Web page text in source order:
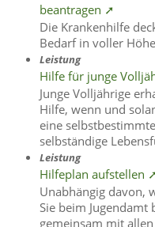
beantragen ➚
Die Krankenhilfe
Bedarf in voller
Leistung
Hilfe für junge
Junge Volljährige
Hilfe, wenn und
eine
selbständige
Leistung
Hilfeplan aufstellen
Unabhängig davon,
Sie beim Jugendamt
gemeinsam mit